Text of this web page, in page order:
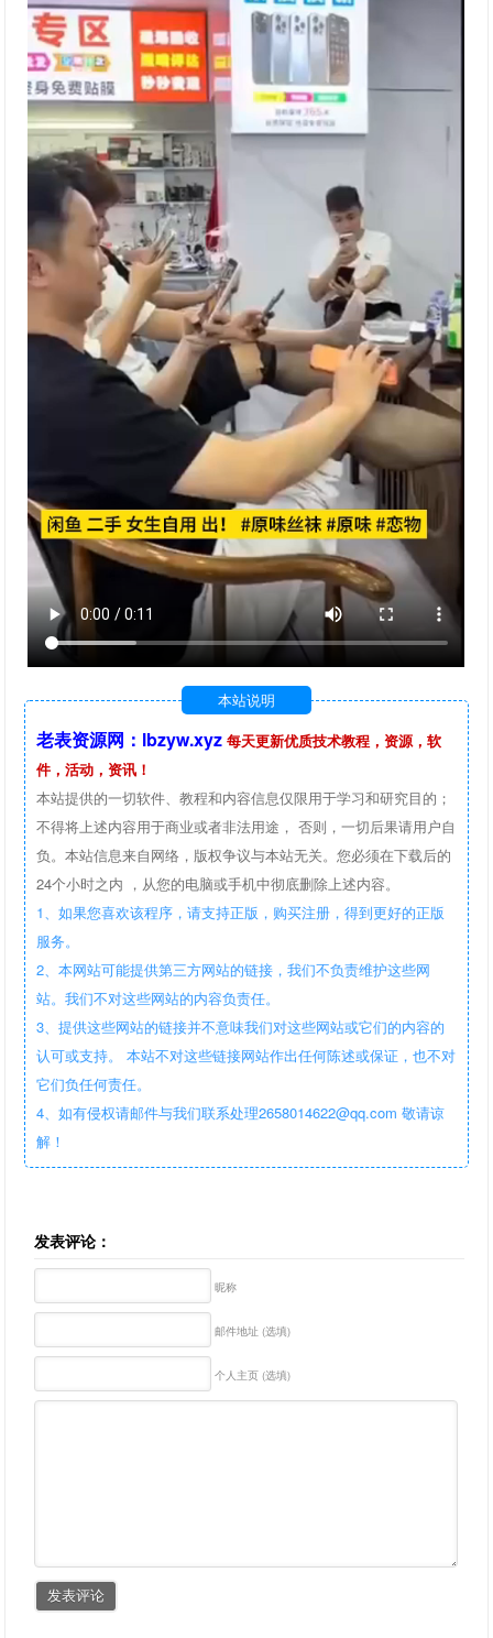
本站说明
老表资源网：lbzyw.xyz 每天更新优质技术教程，资源，软
件，活动，资讯！
本站提供的一切软件、教程和内容信息仅限用于学习和研究目的；
不得将上述内容用于商业或者非法用途， 否则，一切后果请用户自
负。本站信息来自网络，版权争议与本站无关。您必须在下载后的
24个小时之内 ，从您的电脑或手机中彻底删除上述内容。
1、如果您喜欢该程序，请支持正版，购买注册，得到更好的正版
服务。
2、本网站可能提供第三方网站的链接，我们不负责维护这些网
站。我们不对这些网站的内容负责任。
3、提供这些网站的链接并不意味我们对这些网站或它们的内容的
认可或支持。 本站不对这些链接网站作出任何陈述或保证，也不对
它们负任何责任。
4、如有侵权请邮件与我们联系处理2658014622@qq.com 敬请谅
解！
发表评论：
昵称
邮件地址 (选填)
个人主页 (选填)